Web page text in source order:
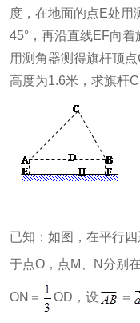
度，在地面的点E处用
45°，再沿直线EF向
用测角器测得旗杆顶
高度为1.6米，求旗杆
已知：如图，在平行
于点O，点M、N分别
ON＝ OD，设 ＝